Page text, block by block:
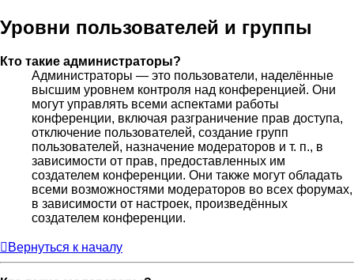
Уровни пользователей и группы
Кто такие администраторы?
Администраторы — это пользователи, наделённые
высшим уровнем контроля над конференцией. Они
могут управлять всеми аспектами работы
конференции, включая разграничение прав доступа,
отключение пользователей, создание групп
пользователей, назначение модераторов и т. п., в
зависимости от прав, предоставленных им
создателем конференции. Они также могут обладать
всеми возможностями модераторов во всех форумах,
в зависимости от настроек, произведённых
создателем конференции.
Вернуться к началу